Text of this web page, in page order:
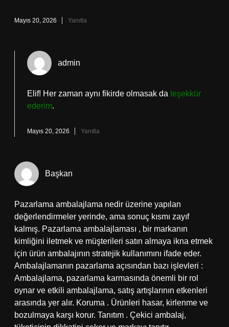
Mayıs 20, 2026 Yanıtla
admin
Elif! Her zaman aynı fikirde olmasak da teşekkür
ederim.
Mayıs 20, 2026 Yanıtla
Başkan
Pazarlama ambalajlama nedir üzerine yapılan
değerlendirmeler yerinde, ama sonuç kısmı zayıf
kalmış. Pazarlama ambalajlaması , bir markanın
kimliğini iletmek ve müşterileri satın almaya ikna etmek
için ürün ambalajının stratejik kullanımını ifade eder.
Ambalajlamanın pazarlama açısından bazı işlevleri :
Ambalajlama, pazarlama karmasında önemli bir rol
oynar ve etkili ambalajlama, satış artışlarının etkenleri
arasında yer alır. Koruma . Ürünleri hasar, kirlenme ve
bozulmaya karşı korur. Tanıtım . Çekici ambalaj,